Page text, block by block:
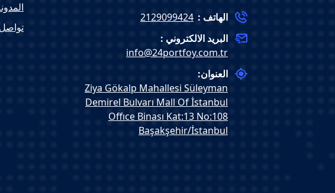
الهاتف : 2129099424
البريد الالكتروني :
info@24portfoy.com.tr
العنوان:
Ziya Gökalp Mahallesi Süleyman
Demirel Bulvarı Mall Of İstanbul
Offıce Binası Kat:13 No:108
Başakşehir/İstanbul